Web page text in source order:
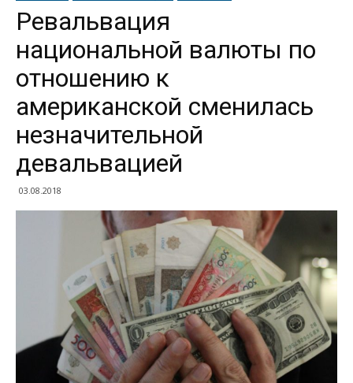
Ревальвация
национальной валюты по
отношению к
американской сменилась
незначительной
девальвацией
03.08.2018